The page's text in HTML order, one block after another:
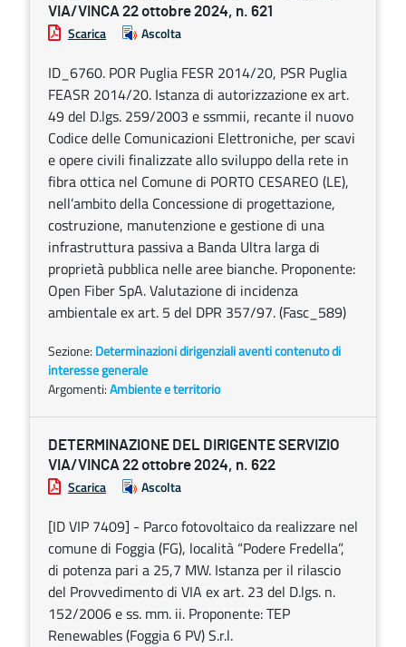
VIA/VINCA 22 ottobre 2024, n. 621
Scarica Ascolta
ID_6760. POR Puglia FESR 2014/20, PSR Puglia
FEASR 2014/20. Istanza di autorizzazione ex art.
49 del D.lgs. 259/2003 e ssmmii, recante il nuovo
Codice delle Comunicazioni Elettroniche, per scavi
e opere civili finalizzate allo sviluppo della rete in
fibra ottica nel Comune di PORTO CESAREO (LE),
nell’ambito della Concessione di progettazione,
costruzione, manutenzione e gestione di una
infrastruttura passiva a Banda Ultra larga di
proprietà pubblica nelle aree bianche. Proponente:
Open Fiber SpA. Valutazione di incidenza
ambientale ex art. 5 del DPR 357/97. (Fasc_589)
Sezione: Determinazioni dirigenziali aventi contenuto di
interesse generale
Argomenti:Ambiente e territorio
DETERMINAZIONE DEL DIRIGENTE SERVIZIO
VIA/VINCA 22 ottobre 2024, n. 622
Scarica Ascolta
[ID VIP 7409] - Parco fotovoltaico da realizzare nel
comune di Foggia (FG), località “Podere Fredella”,
di potenza pari a 25,7 MW. Istanza per il rilascio
del Provvedimento di VIA ex art. 23 del D.lgs. n.
152/2006 e ss. mm. ii. Proponente: TEP
Renewables (Foggia 6 PV) S.r.l.